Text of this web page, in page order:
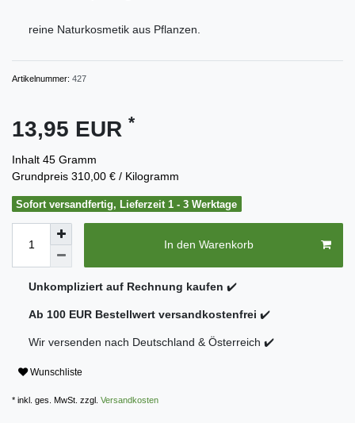
reine Naturkosmetik aus Pflanzen.
Artikelnummer: 427
13,95 EUR *
Inhalt 45 Gramm
Grundpreis 310,00 € / Kilogramm
Sofort versandfertig, Lieferzeit 1 - 3 Werktage
In den Warenkorb
Unkompliziert auf Rechnung kaufen ✔️
Ab 100 EUR Bestellwert versandkostenfrei ✔️
Wir versenden nach Deutschland & Österreich ✔️
Wunschliste
* inkl. ges. MwSt. zzgl. Versandkosten